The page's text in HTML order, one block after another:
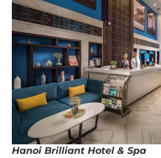
Hanoi Brilliant Hotel & Spa